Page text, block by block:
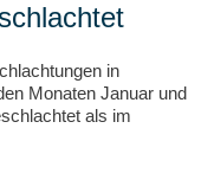
in
Monaten Januar und
als im